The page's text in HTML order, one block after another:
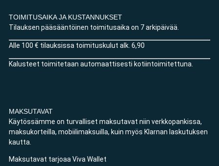
TOIMITUSAIKA JA KUSTANNUKSET
Tilauksen pääsääntöinen toimitusaika on 7 arkipäivää.
Alle 100 € tilauksissa toimituskulut alk. 6,90
Kalusteet toimitetaan automaattisesti kotiintoimitettuna.
MAKSUTAVAT
Käytössämme on turvalliset maksutavat niin verkkopankissa,
maksukorteilla, mobiilimaksuilla, kuin myös Klarnan laskutuksen
kautta.
Maksutavat tarjoaa Viva Wallet